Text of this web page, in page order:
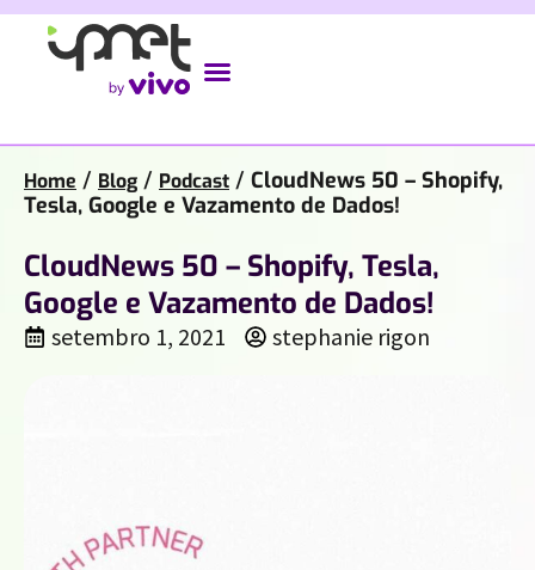
Home / Blog / Podcast / CloudNews 50 – Shopify,
Tesla, Google e Vazamento de Dados!
CloudNews 50 – Shopify, Tesla,
Google e Vazamento de Dados!
setembro 1, 2021 stephanie rigon